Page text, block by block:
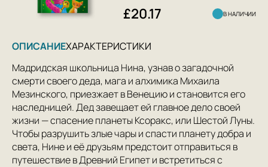
£20.17 В НАЛИЧИИ
ОПИСАНИЕХАРАКТЕРИСТИКИ
Мадридская школьница Нина, узнав о загадочной
смерти своего деда, мага и алхимика Михаила
Мезинского, приезжает в Венецию и становится его
наследницей. Дед завещает ей главное дело своей
жизни — спасение планеты Ксоракс, или Шестой Луны.
Чтобы разрушить злые чары и спасти планету добра и
света, Нине и её друзьям предстоит отправиться в
путешествие в Древний Египет и встретиться с